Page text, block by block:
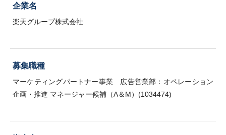
企業名
楽天グループ株式会社
募集職種
マーケティングパートナー事業 広告営業部：オペレーション
企画・推進 マネージャー候補（A＆M）(1034474)